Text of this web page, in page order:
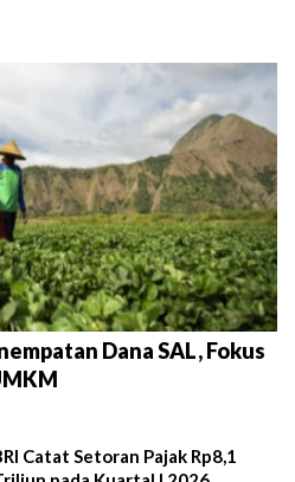
Dana SAL, Fokus
Catat Setoran Pajak Rp8,1